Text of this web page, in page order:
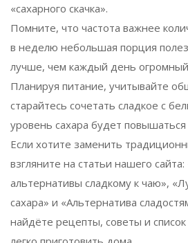
«сахарного скачка».
Помните, что частота важнее
в неделю небольшая порция
лучше, чем каждый день огромный
Планируя питание, учитывайте
старайтесь сочетать сладкое с
уровень сахара будет повышаться
Если хотите заменить
взгляните на статьи нашего
альтернативы сладкому к чаю»,
сахара» и «Альтернатива
найдёте рецепты, советы и